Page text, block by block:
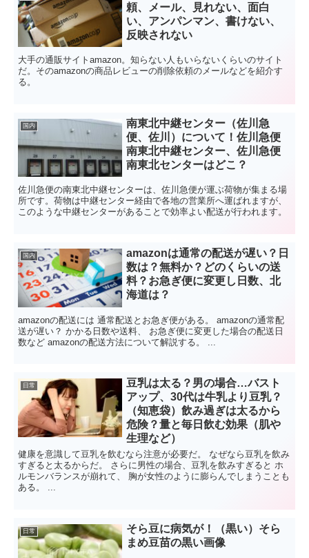
頼、メール、見れない、面白
い、アンパンマン、書けない、
反映されない
大手の通販サイトamazon。知らない人もいらないくらいのサイト
だ。そのamazonの商品レビューの削除依頼のメールなどを紹介す
る。
国内
南東北中継センター（佐川急
便、佐川）について！佐川急便
南東北中継センター、佐川急便
南東北センターはどこ？
佐川急便の南東北中継センターは、佐川急便が運ぶ荷物が集まる場
所です。荷物は中継センター経由で各地の営業所へ運ばれますが、
このような中継センターがあることで効率よい配送が行われます。
国内
amazonは通常の配送が遅い？日
数は？無料か？どのくらいの送
料？お急ぎ便に変更し日数、北
海道は？
amazonの配送には 通常配送とお急ぎ便がある。 amazonの通常配
送が遅い？ かかる日数や送料、 お急ぎ便に変更した場合の配送日
数など amazonの配送方法について解説する。 ...
日常
豆乳は太る？男の場合…バスト
アップ、30代は牛乳より豆乳？
（知恵袋）飲み過ぎは太るから
危険？量と毎日飲む効果（肌や
生理など）
健康を意識して豆乳を飲むなら注意が必要だ。 なぜなら豆乳を飲み
すぎると太るからだ。 さらに男性の場合、豆乳を飲みすぎると ホ
ルモンバランスが崩れて、 胸が女性のように膨らんでしまうことも
ある。 ...
日常
そら豆に病気が！（黒い）そら
まめ豆苗の黒い画像